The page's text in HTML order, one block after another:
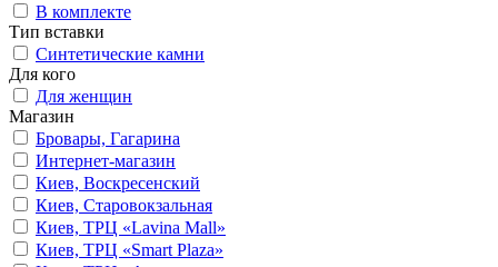
В комплекте
Тип вставки
Синтетические камни
Для кого
Для женщин
Магазин
Бровары, Гагарина
Интернет-магазин
Киев, Воскресенский
Киев, Старовокзальная
Киев, ТРЦ «Lavina Mall»
Киев, ТРЦ «Smart Plaza»